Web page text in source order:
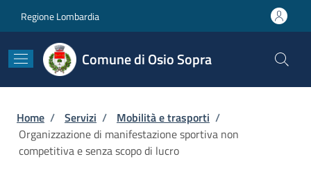
Regione Lombardia
Comune di Osio Sopra
Briciole di pane
Home / Servizi / Mobilità e trasporti /
Organizzazione di manifestazione sportiva non
competitiva e senza scopo di lucro